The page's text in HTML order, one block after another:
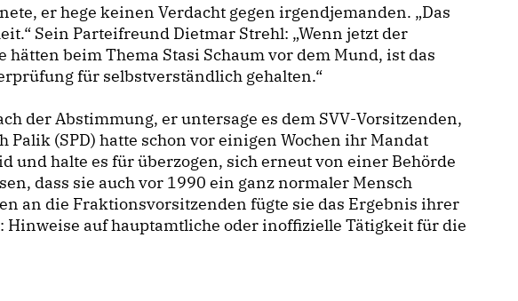
er hege keinen Verdacht gegen irgendjemanden. „Das
Sein Parteifreund Dietmar Strehl: „Wenn jetzt der
beim Thema Stasi Schaum vor dem Mund, ist das
für selbstverständlich gehalten.“
der Abstimmung, er untersage es dem SVV-Vorsitzenden,
Palik (SPD) hatte schon vor einigen Wochen ihr Mandat
und halte es für überzogen, sich erneut von einer Behörde
dass sie auch vor 1990 ein ganz normaler Mensch
an die Fraktionsvorsitzenden fügte sie das Ergebnis ihrer
Hinweise auf hauptamtliche oder inoffizielle Tätigkeit für die